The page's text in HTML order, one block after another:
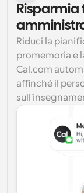
Riduci la
promemoria e
Cal.com
affinché il